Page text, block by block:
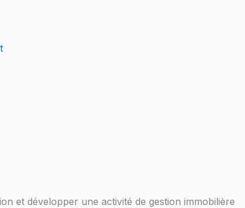
et développer une activité de gestion immobilière